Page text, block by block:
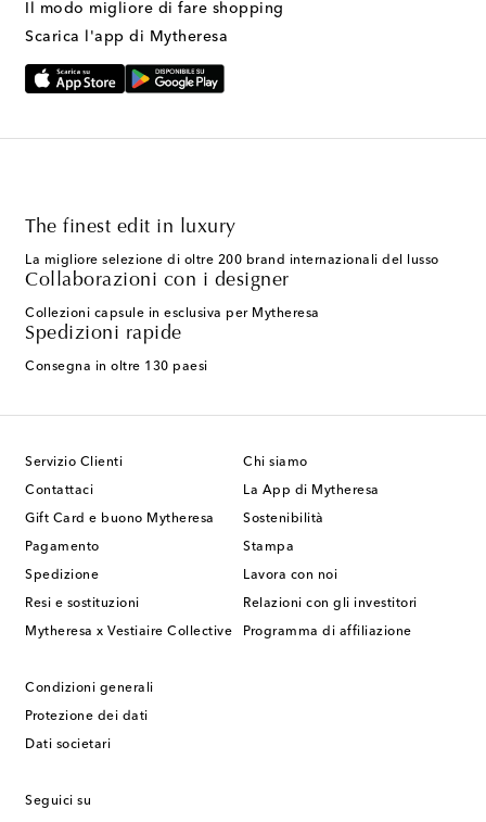
Il modo migliore di fare shopping
Scarica l'app di Mytheresa
The finest edit in luxury
La migliore selezione di oltre 200 brand internazionali del lusso
Collaborazioni con i designer
Collezioni capsule in esclusiva per Mytheresa
Spedizioni rapide
Consegna in oltre 130 paesi
Servizio Clienti
Contattaci
Gift Card e buono Mytheresa
Pagamento
Spedizione
Resi e sostituzioni
Mytheresa x Vestiaire Collective
Chi siamo
La App di Mytheresa
Sostenibilità
Stampa
Lavora con noi
Relazioni con gli investitori
Programma di affiliazione
Condizioni generali
Protezione dei dati
Dati societari
Seguici su